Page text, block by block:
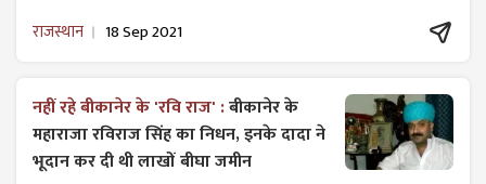
राजस्थान 18 Sep 2021
नहीं रहे बीकानेर के 'रवि राज' :बीकानेर के
महाराजा रविराज सिंह का निधन, इनके दादा ने
भूदान कर दी थी लाखों बीघा जमीन